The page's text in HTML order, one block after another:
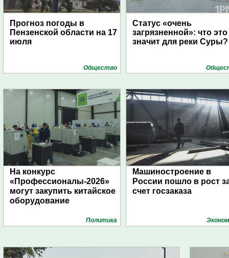
Прогноз погоды в
Пензенской области на 17
июля
Общество
Статус «очень
загрязненной»: что это
значит для реки Суры?
На конкурс
«Профессионалы-2026»
могут закупить китайское
оборудование
Политика
Машиностроение в
России пошло в рост
счет госзаказа